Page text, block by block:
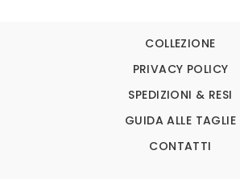
COLLEZIONE
PRIVACY POLICY
SPEDIZIONI & RESI
GUIDA ALLE TAGLIE
CONTATTI